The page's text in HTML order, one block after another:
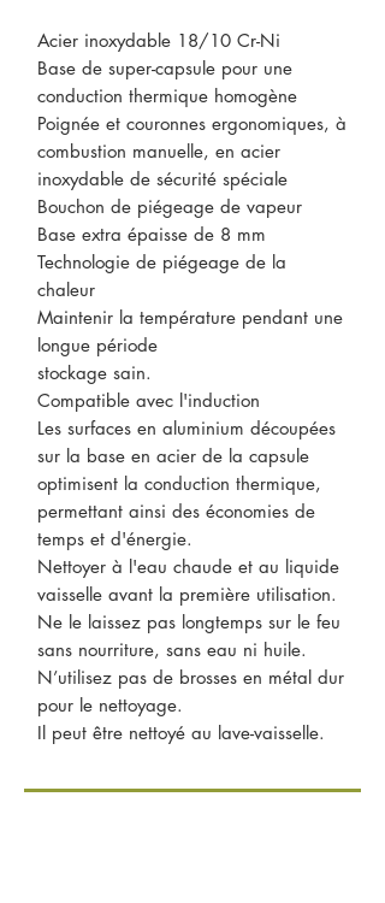
Acier inoxydable 18/10 Cr-Ni
Base de super-capsule pour une
conduction thermique homogène
Poignée et couronnes ergonomiques, à
combustion manuelle, en acier
inoxydable de sécurité spéciale
Bouchon de piégeage de vapeur
Base extra épaisse de 8 mm
Technologie de piégeage de la
chaleur
Maintenir la température pendant une
longue période
stockage sain.
Compatible avec l'induction
Les surfaces en aluminium découpées
sur la base en acier de la capsule
optimisent la conduction thermique,
permettant ainsi des économies de
temps et d'énergie.
Nettoyer à l'eau chaude et au liquide
vaisselle avant la première utilisation.
Ne le laissez pas longtemps sur le feu
sans nourriture, sans eau ni huile.
N’utilisez pas de brosses en métal dur
pour le nettoyage.
Il peut être nettoyé au lave-vaisselle.